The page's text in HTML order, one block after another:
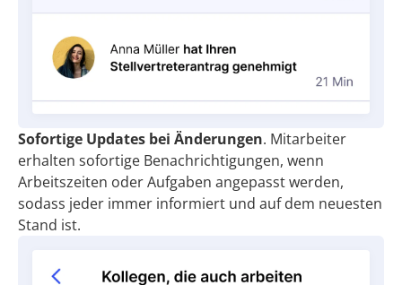
Sofortige Updates bei Änderungen. Mitarbeiter
erhalten sofortige Benachrichtigungen, wenn
Arbeitszeiten oder Aufgaben angepasst werden,
sodass jeder immer informiert und auf dem neuesten
Stand ist.